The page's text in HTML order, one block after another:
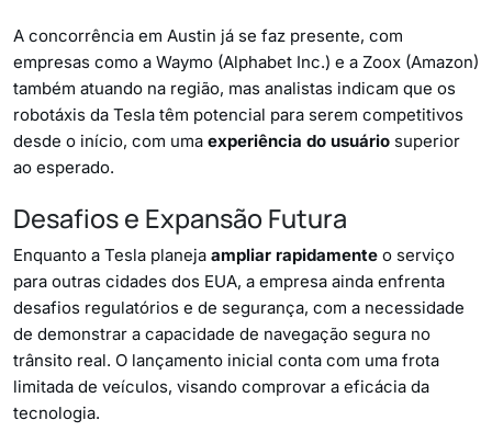
A concorrência em Austin já se faz presente, com
empresas como a Waymo (Alphabet Inc.) e a Zoox (Amazon)
também atuando na região, mas analistas indicam que os
robotáxis da Tesla têm potencial para serem competitivos
desde o início, com uma experiência do usuário superior
ao esperado.
Desafios e Expansão Futura
Enquanto a Tesla planeja ampliar rapidamente o serviço
para outras cidades dos EUA, a empresa ainda enfrenta
desafios regulatórios e de segurança, com a necessidade
de demonstrar a capacidade de navegação segura no
trânsito real. O lançamento inicial conta com uma frota
limitada de veículos, visando comprovar a eficácia da
tecnologia.